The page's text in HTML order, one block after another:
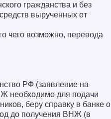
гражданства и без
вырученных от
чего возможно, перевода
РФ (заявление на
необходимо для подачи
беру справку в банке о
до получения ВНЖ (в